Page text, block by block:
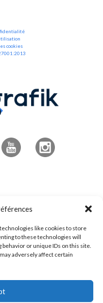
like cookies to store
to these technologies will
behavior or unique IDs on this site.
adversely affect certain
cookies
de Portland
QC
0233